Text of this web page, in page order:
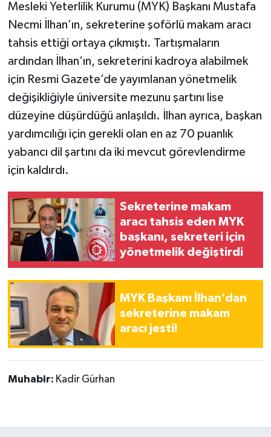
Mesleki Yeterlilik Kurumu (MYK) Başkanı Mustafa
Necmi İlhan’ın, sekreterine şoförlü makam aracı
tahsis ettiği ortaya çıkmıştı. Tartışmaların
ardından İlhan’ın, sekreterini kadroya alabilmek
için Resmi Gazete’de yayımlanan yönetmelik
değişikliğiyle üniversite mezunu şartını lise
düzeyine düşürdüğü anlaşıldı. İlhan ayrıca, başkan
yardımcılığı için gerekli olan en az 70 puanlık
yabancı dil şartını da iki mevcut görevlendirme
için kaldırdı.
Sekreterine makam
aracı tahsis eden MYK
başkanı, sekreteri için
yönetmelik değiştirdi
MYK Başkanı İlhan’dan
sekreterine makam
aracı jesti!
Muhabir: Kadir Gürhan